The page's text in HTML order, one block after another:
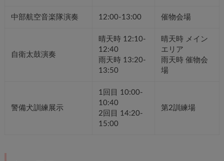
中部航空音楽隊演奏 12:00-13:00 催物会場
自衛太鼓演奏
晴天時 12:10-
12:40
雨天時 13:20-
13:50
晴天時 メイン
エリア
雨天時 催物会
場
警備犬訓練展示
1回目 10:00-
10:40
2回目 14:20-
15:00
第2訓練場